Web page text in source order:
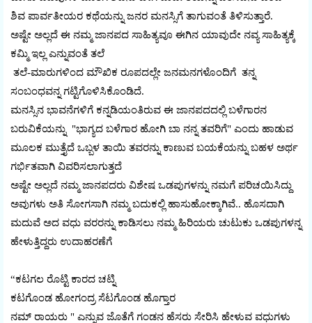
ಶಿವ ಪಾರ್ವತೀಯರ ಕಥೆಯನ್ನು ಜನರ ಮನಸ್ಸಿಗೆ ತಾಗುವಂತೆ ತಿಳಿಸುತ್ತಾರೆ.
ಅಷ್ಟೇ ಅಲ್ಲದೆ ಈ ನಮ್ಮ ಜಾನಪದ ಸಾಹಿತ್ಯವೂ ಈಗಿನ ಯಾವುದೇ ನವ್ಯ ಸಾಹಿತ್ಯಕ್ಕೆ
ಕಮ್ಮಿ ಇಲ್ಲ ಎನ್ನುವಂತೆ ತಲೆ
ತಲೆ-ಮಾರುಗಳಿಂದ ಮೌಖಿಕ ರೂಪದಲ್ಲೇ ಜನಮನಗಳೊಂದಿಗೆ ತನ್ನ
ಸಂಬಂಧವನ್ನ ಗಟ್ಟಿಗೊಳಿಸಿಕೊಂಡಿದೆ.
ಮನಸ್ಸಿನ ಭಾವನೆಗಳಿಗೆ ಕನ್ನಡಿಯಂತಿರುವ ಈ ಜಾನಪದದಲ್ಲಿ ಬಳೆಗಾರನ
ಬರುವಿಕೆಯನ್ನು "ಭಾಗ್ಯದ ಬಳೆಗಾರ ಹೋಗಿ ಬಾ ನನ್ನ ತವರಿಗೆ" ಎಂದು ಹಾಡುವ
ಮೂಲಕ ಮುತ್ತೈದೆ ಒಬ್ಬಳ ತಾಯಿ ತವರನ್ನು ಕಾಣುವ ಬಯಕೆಯನ್ನು ಬಹಳ ಅರ್ಥ
ಗರ್ಭಿತವಾಗಿ ವಿವರಿಸಲಾಗುತ್ತದೆ
ಅಷ್ಟೇ ಅಲ್ಲದೆ ನಮ್ಮ ಜಾನಪದರು ವಿಶೇಷ ಒಡಪುಗಳನ್ನು ನಮಗೆ ಪರಿಚಯಿಸಿದ್ದು
ಅವುಗಳು ಅತಿ ಸೋಗಸಾಗಿ ನಮ್ಮ ಬದುಕಲ್ಲಿ ಹಾಸುಹೋಕ್ಕಾಗಿವೆ.. ಹೊಸದಾಗಿ
ಮದುವೆ ಅದ ವಧು ವರರನ್ನು ಕಾಡಿಸಲು ನಮ್ಮ ಹಿರಿಯರು ಚುಟುಕು ಒಡಪುಗಳನ್ನ
ಹೇಳುತ್ತಿದ್ದರು ಉದಾಹರಣೆಗೆ
“ಕಟಗಲ ರೊಟ್ಟಿ ಕಾರದ ಚಟ್ನಿ
ಕಟಗೊಂಡ ಹೋಗಂದ್ರ ಸೆಟಗೊಂಡ ಹೊಗ್ತಾರ
ನಮ್ ರಾಯರು " ಎನ್ನುವ ಜೊತೆಗೆ ಗಂಡನ ಹೆಸರು ಸೇರಿಸಿ ಹೇಳುವ ವಧುಗಳು